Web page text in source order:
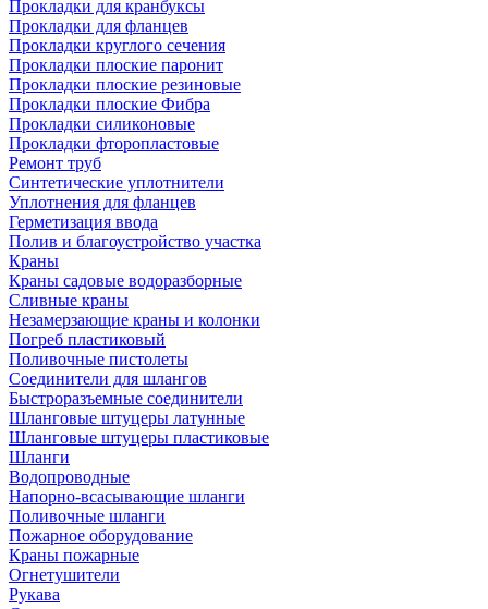
Прокладки для кранбуксы
Прокладки для фланцев
Прокладки круглого сечения
Прокладки плоские паронит
Прокладки плоские резиновые
Прокладки плоские Фибра
Прокладки силиконовые
Прокладки фторопластовые
Ремонт труб
Синтетические уплотнители
Уплотнения для фланцев
Герметизация ввода
Полив и благоустройство участка
Краны
Краны садовые водоразборные
Сливные краны
Незамерзающие краны и колонки
Погреб пластиковый
Поливочные пистолеты
Соединители для шлангов
Быстроразъемные соединители
Шланговые штуцеры латунные
Шланговые штуцеры пластиковые
Шланги
Водопроводные
Напорно-всасывающие шланги
Поливочные шланги
Пожарное оборудование
Краны пожарные
Огнетушители
Рукава